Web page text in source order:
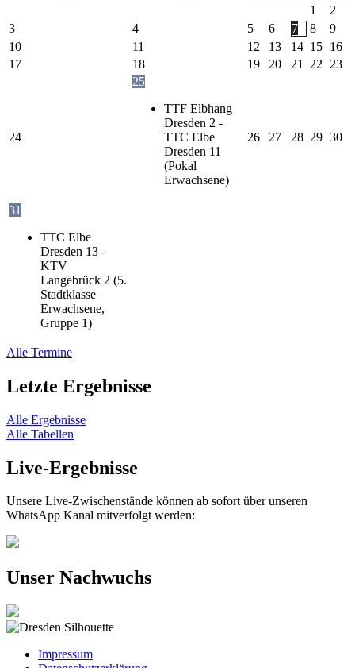
1
2
3
4 5 6 7 8
9
10
11 12 13 14 15 16
17
18 19 20 21 22 23
24
25
TTF Elbhang
Dresden 2 -
TTC Elbe
Dresden 11
(Pokal
Erwachsene)
26 27 28 29 30
31
TTC Elbe
Dresden 13 -
KTV
Langebrück 2 (5.
Stadtklasse
Erwachsene,
Gruppe 1)
Alle Termine
Letzte Ergebnisse
Alle Ergebnisse
Alle Tabellen
Live-Ergebnisse
Unsere Live-Zwischenstände können ab sofort über unseren
WhatsApp Kanal mitverfolgt werden:
Unser Nachwuchs
Impressum